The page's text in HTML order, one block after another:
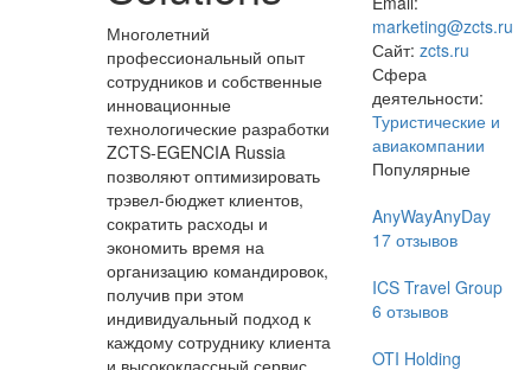
Многолетний
профессиональный опыт
сотрудников и собственные
инновационные
технологические разработки
ZCTS-EGENCIA Russia
позволяют оптимизировать
трэвел-бюджет клиентов,
сократить расходы и
экономить время на
организацию командировок,
получив при этом
индивидуальный подход к
каждому сотруднику клиента
и высококлассный сервис.
marketing@zcts.ru
Сайт: zcts.ru
Сфера
деятельности:
Туристические и
авиакомпании
Популярные
AnyWayAnyDay
17отзывов
ICS Travel Group
6 отзывов
OTI Holding